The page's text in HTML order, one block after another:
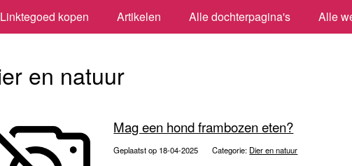
Linktegoed kopen Artikelen Alle dochterpagina's Alle
en natuur
Mag een hond frambozen eten?
Geplaatst op 18-04-2025 Categorie: Dier en natuur